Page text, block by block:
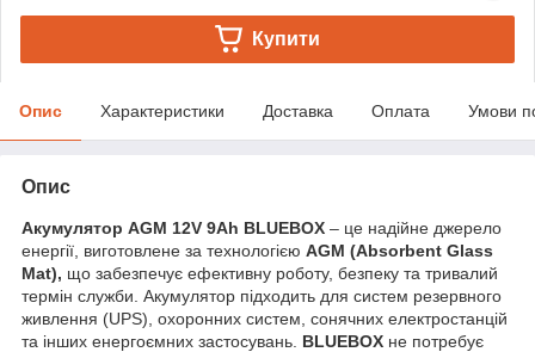
Купити
Опис Характеристики Доставка Оплата Умови
Опис
Акумулятор AGM 12V 9Ah BLUEBOX – це надійне джерело
енергії, виготовлене за технологією AGM (Absorbent Glass
Mat), що забезпечує ефективну роботу, безпеку та тривалий
термін служби. Акумулятор підходить для систем резервного
живлення (UPS), охоронних систем, сонячних електростанцій
та інших енергоємних застосувань. BLUEBOX не потребує